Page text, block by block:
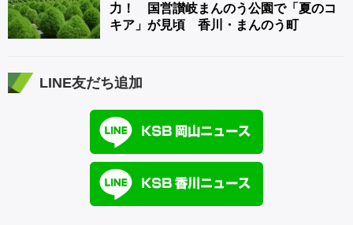
力！ 国営讃岐まんのう公園で「夏のコ
キア」が見頃 香川・まんのう町
LINE友だち追加